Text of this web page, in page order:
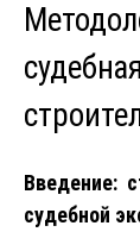
Введение:
судебной